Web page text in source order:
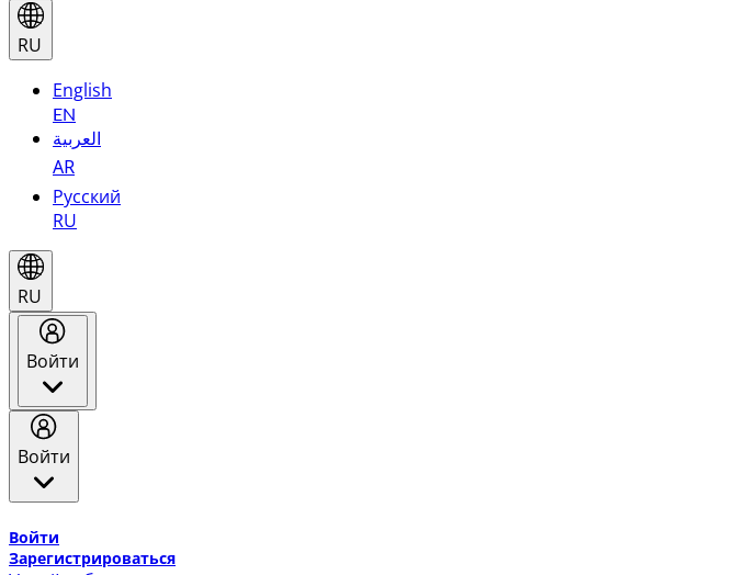
RU
English
EN
العربية
AR
Русский
RU
RU
Войти
Войти
Войти
Зарегистрироваться